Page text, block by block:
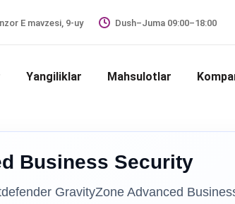
E mavzesi, 9-uy Dush–Juma 09:00–18:00
Yangiliklar Mahsulotlar
Business Security
GravityZone Advanced